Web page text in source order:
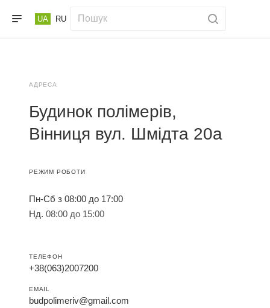
UA RU
АДРЕСА
Будинок полімерів,
Вінниця вул. Шмідта 20a
РЕЖИМ РОБОТИ
Пн-Сб з 08:00 до 17:00
Нд. 08:00 до 15:00
ТЕЛЕФОН
+38(063)2007200
EMAIL
budpolimeriv@gmail.com